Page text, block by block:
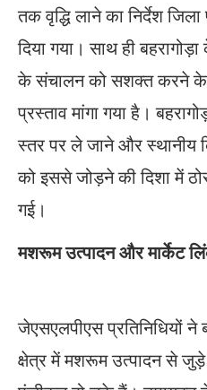
तक वृद्धि लाने का निर्देश
दिया गया। साथ ही
के संचालन को सशक्त करने के
प्रस्ताव मांगा गया है।
स्तर पर ले जाने और स्थानीय
को इससे जोड़ने की दिशा में
गई।
मशरूम उत्पादन और मार्केट
जेएसएलपीएस प्रतिनिधियों
क्षेत्र में मशरूम उत्पादन से